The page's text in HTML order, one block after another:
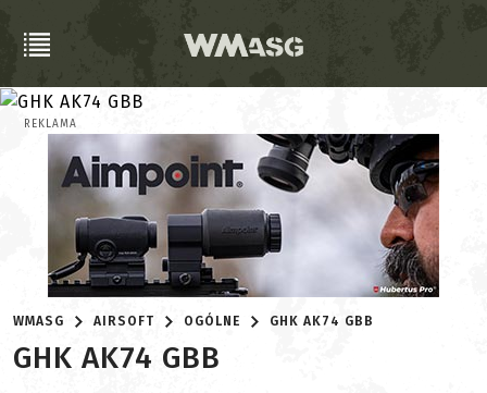
REKLAMA
WMASG AIRSOFT OGÓLNE GHK AK74 GBB
GHK AK74 GBB